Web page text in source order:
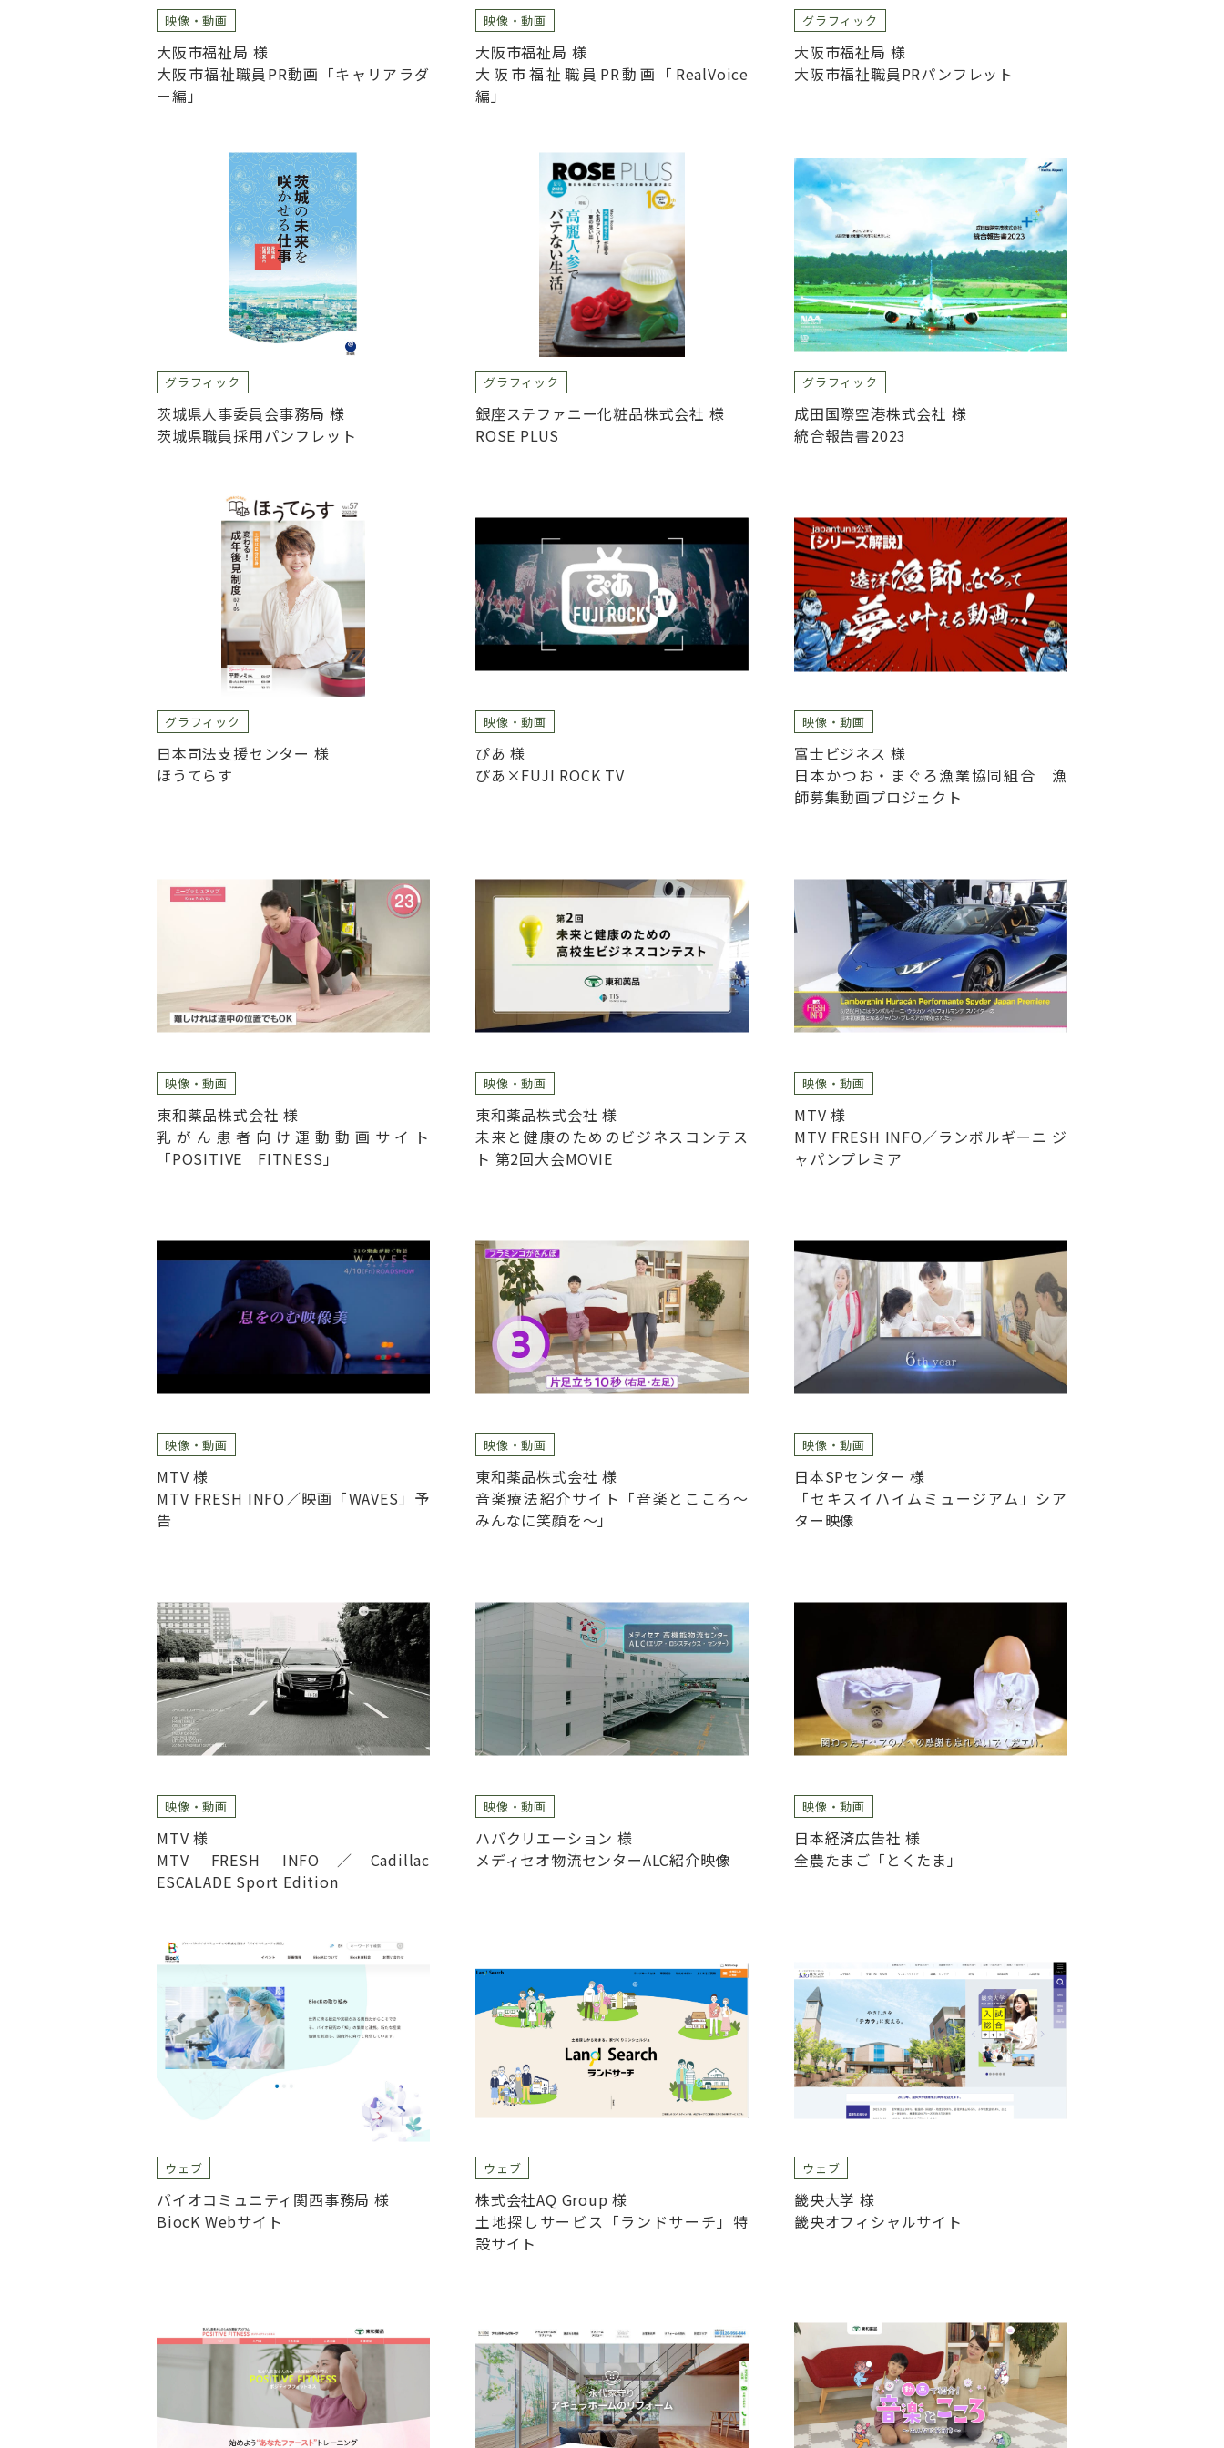
映像・動画
大阪市福祉局 様
大阪市福祉職員PR動画「キャリアラダ
ー編」
映像・動画
大阪市福祉局 様
大阪市福祉職員PR動画「RealVoice
編」
グラフィック
大阪市福祉局 様
大阪市福祉職員PRパンフレット
グラフィック
茨城県人事委員会事務局 様
茨城県職員採用パンフレット
グラフィック
銀座ステファニー化粧品株式会社 様
ROSE PLUS
グラフィック
成田国際空港株式会社 様
統合報告書2023
グラフィック
日本司法支援センター 様
ほうてらす
映像・動画
ぴあ 様
ぴあ×FUJI ROCK TV
映像・動画
富士ビジネス 様
日本かつお・まぐろ漁業協同組合 漁
師募集動画プロジェクト
映像・動画
東和薬品株式会社 様
乳がん患者向け運動動画サイト
「POSITIVE FITNESS」
映像・動画
東和薬品株式会社 様
未来と健康のためのビジネスコンテス
ト 第2回大会MOVIE
映像・動画
MTV 様
MTV FRESH INFO／ランボルギーニ ジ
ャパンプレミア
映像・動画
MTV 様
MTV FRESH INFO／映画「WAVES」予
告
映像・動画
東和薬品株式会社 様
音楽療法紹介サイト「音楽とこころ～
みんなに笑顔を～」
映像・動画
日本SPセンター 様
「セキスイハイムミュージアム」シア
ター映像
映像・動画
MTV 様
MTV FRESH INFO／Cadillac
ESCALADE Sport Edition
映像・動画
ハバクリエーション 様
メディセオ物流センターALC紹介映像
映像・動画
日本経済広告社 様
全農たまご「とくたま」
ウェブ
バイオコミュニティ関西事務局 様
BiocK Webサイト
ウェブ
株式会社AQ Group 様
土地探しサービス「ランドサーチ」特
設サイト
ウェブ
畿央大学 様
畿央オフィシャルサイト